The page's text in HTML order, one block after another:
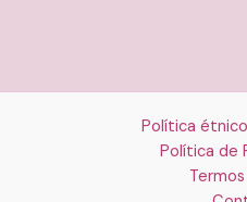
Política
Política de